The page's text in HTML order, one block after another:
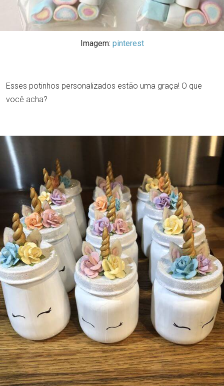
Imagem: pinterest
Esses potinhos personalizados estão uma graça! O que
você acha?